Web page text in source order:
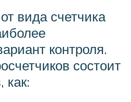
вида счетчика
контроля.
состоит
как: